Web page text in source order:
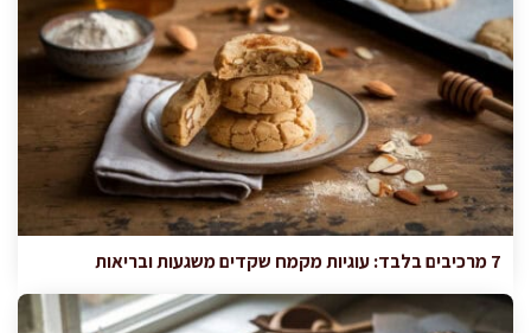
7 מרכיבים בלבד: עוגיות מקמח שקדים משגעות ובריאות